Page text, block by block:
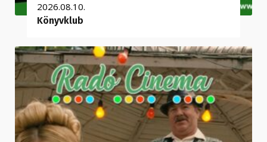
2026.08.10.
Könyvklub